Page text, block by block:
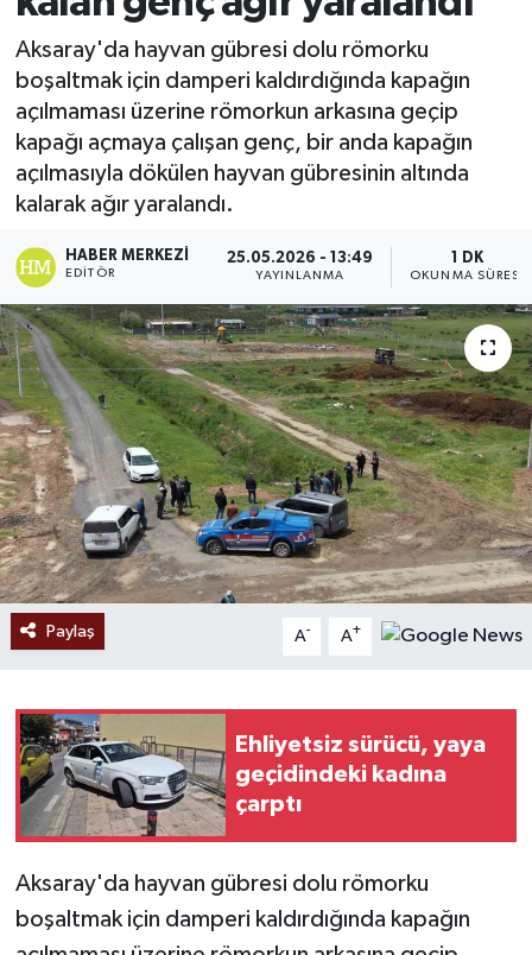
Aksaray'da hayvan gübresi dolu römorku
boşaltmak için damperi kaldırdığında kapağın
açılmaması üzerine römorkun arkasına geçip
kapağı açmaya çalışan genç, bir anda kapağın
açılmasıyla dökülen hayvan gübresinin altında
kalarak ağır yaralandı.
HABER MERKEZI
EDITÖR
25.05.2026 - 13:49
YAYINLANMA
1 DK
OKUNMA SÜRESI
Paylaş A- A+
Ehliyetsiz sürücü, yaya
geçidindeki kadına
çarptı
Aksaray'da hayvan gübresi dolu römorku
boşaltmak için damperi kaldırdığında kapağın
Ekonomi
Sağlık
Tokat Haber